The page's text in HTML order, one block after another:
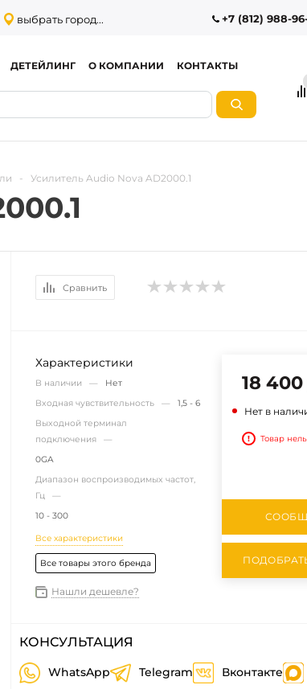
выбрать город... +7 (812) 988-
ДЕТЕЙЛИНГ О КОМПАНИИ КОНТАКТЫ
- Усилитель Audio Nova AD2000.1
Сравнить
Характеристики
В наличии — Нет
Входная чувствительность —1,5 - 6
Выходной терминал
подключения —
0GA
Диапазон воспроизводимых частот,
Гц —
10 - 300
Все характеристики
Все товары этого бренда
Нашли дешевле?
18
Нет в
! Товар
КОНСУЛЬТАЦИЯ
WhatsApp Telegram Вконтакте